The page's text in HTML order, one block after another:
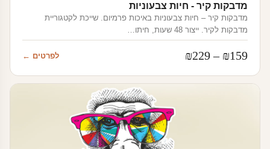
מדבקות קיר - חיות צבעוניות
מדבקות קיר – חיות צבעוניות באיכות פרמיום. שייכת לקטגוריית
מדבקות לקיר. ייצור 48 שעות, חיתו…
₪159
–
₪229
מחירים:
עד
לפרטים ←